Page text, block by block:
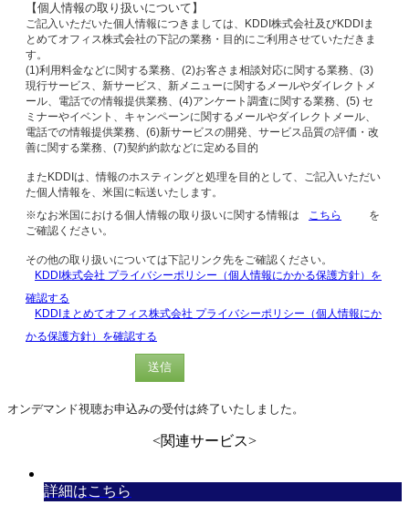
【個人情報の取り扱いについて】
ご記入いただいた個人情報につきましては、KDDI株式会社及びKDDIま
とめてオフィス株式会社の下記の業務・目的にご利用させていただきま
す。
(1)利用料金などに関する業務、(2)お客さま相談対応に関する業務、(3)
現行サービス、新サービス、新メニューに関するメールやダイレクトメ
ール、電話での情報提供業務、(4)アンケート調査に関する業務、(5) セ
ミナーやイベント、キャンペーンに関するメールやダイレクトメール、
電話での情報提供業務、(6)新サービスの開発、サービス品質の評価・改
善に関する業務、(7)契約約款などに定める目的
またKDDIは、情報のホスティングと処理を目的として、ご記入いただい
た個人情報を、米国に転送いたします。
※なお米国における個人情報の取り扱いに関する情報は
こちら
を
ご確認ください。
その他の取り扱いについては下記リンク先をご確認ください。
KDDI株式会社 プライバシーポリシー（個人情報にかかる保護方針）を
確認する
KDDIまとめてオフィス株式会社 プライバシーポリシー（個人情報にか
かる保護方針）を確認する
送信
オンデマンド視聴お申込みの受付は終了いたしました。
<関連サービス>
詳細はこちら